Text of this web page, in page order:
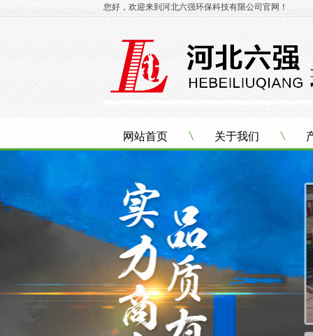
您好，欢迎来到河北六强环保科技有限公司官网！
网站首页 关于我们